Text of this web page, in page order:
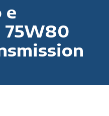
e
75W80